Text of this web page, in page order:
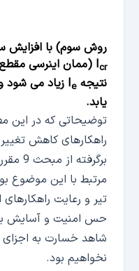
روش سوم) با افزایش
Icr (ممان اینرسی
نتیجه Ie زیاد می
یابد.
توضیحاتی که در
راهکارهای کاهش
مرتبط با این موضوع
تیر و رعایت
حس امنیت و آسایش
شاهد خسارت به اجزای
نخواهیم بود.